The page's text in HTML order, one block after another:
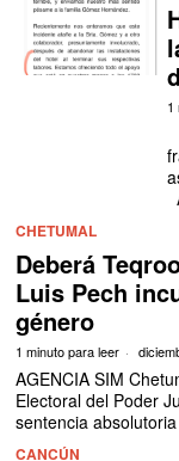
1
CHETUMAL
Deberá
Luis Pech
género
1 minuto para leer
AGENCIA SIM
Electoral del Poder
sentencia
CANCÚN